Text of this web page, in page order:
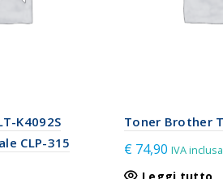
K4092S
CLP-315
Toner Brother
€ 74,90 IVA inclusa